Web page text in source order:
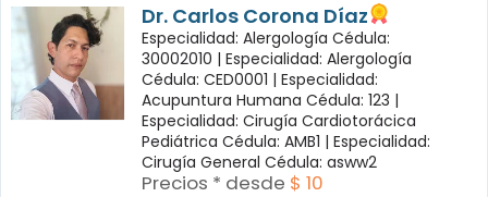
Dr. Carlos Corona Díaz
Especialidad: Alergología Cédula:
30002010 | Especialidad: Alergología
Cédula: CED0001 | Especialidad:
Acupuntura Humana Cédula: 123 |
Especialidad: Cirugía Cardiotorácica
Pediátrica Cédula: AMB1 | Especialidad:
Cirugía General Cédula: asww2
Precios * desde $ 10